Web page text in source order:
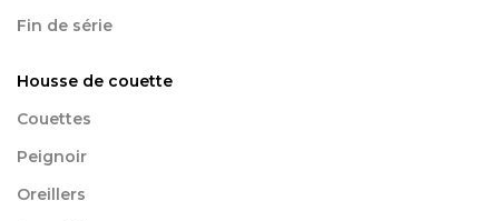
Fin de série
Housse de couette
Couettes
Peignoir
Oreillers